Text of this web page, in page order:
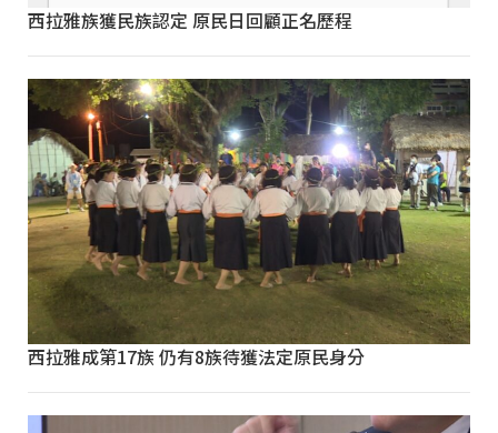
西拉雅族獲民族認定 原民日回顧正名歷程
西拉雅成第17族 仍有8族待獲法定原民身分